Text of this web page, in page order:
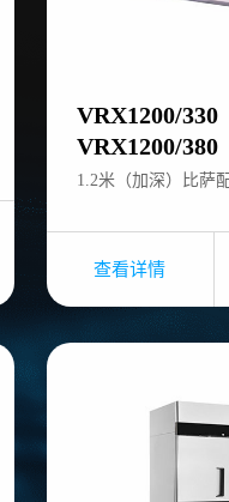
VRX1200/330
VRX1200/380
查看详情